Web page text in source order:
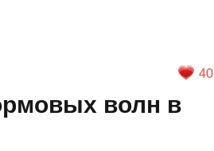
40
волн в